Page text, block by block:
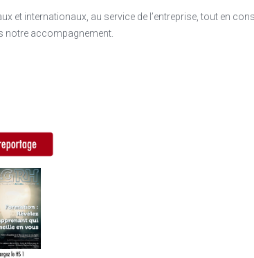
et internationaux, au service de l’entreprise, tout en
notre accompagnement.